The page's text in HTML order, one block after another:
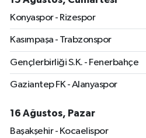
Konyaspor - Rizespor
Kasımpaşa - Trabzonspor
Gençlerbirliği S.K. - Fenerbahçe
Gaziantep FK - Alanyaspor
16 Ağustos, Pazar
Başakşehir - Kocaelispor